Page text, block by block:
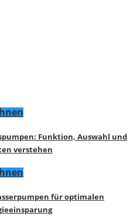
Funktion, Auswahl und
verstehen
für optimalen